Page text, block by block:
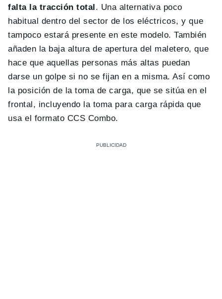
falta la tracción total. Una alternativa poco
habitual dentro del sector de los eléctricos, y que
tampoco estará presente en este modelo. También
añaden la baja altura de apertura del maletero, que
hace que aquellas personas más altas puedan
darse un golpe si no se fijan en a misma. Así como
la posición de la toma de carga, que se sitúa en el
frontal, incluyendo la toma para carga rápida que
usa el formato CCS Combo.